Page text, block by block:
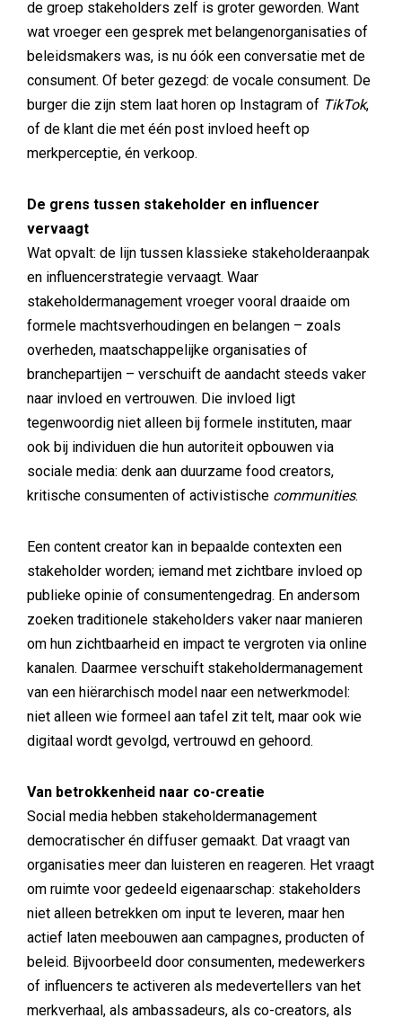
de groep stakeholders zelf is groter geworden. Want
wat vroeger een gesprek met belangenorganisaties of
beleidsmakers was, is nu óók een conversatie met de
consument. Of beter gezegd: de vocale consument. De
burger die zijn stem laat horen op Instagram of TikTok,
of de klant die met één post invloed heeft op
merkperceptie, én verkoop.
De grens tussen stakeholder en influencer
vervaagt
Wat opvalt: de lijn tussen klassieke stakeholderaanpak
en influencerstrategie vervaagt. Waar
stakeholdermanagement vroeger vooral draaide om
formele machtsverhoudingen en belangen – zoals
overheden, maatschappelijke organisaties of
branchepartijen – verschuift de aandacht steeds vaker
naar invloed en vertrouwen. Die invloed ligt
tegenwoordig niet alleen bij formele instituten, maar
ook bij individuen die hun autoriteit opbouwen via
sociale media: denk aan duurzame food creators,
kritische consumenten of activistische communities.
Een content creator kan in bepaalde contexten een
stakeholder worden; iemand met zichtbare invloed op
publieke opinie of consumentengedrag. En andersom
zoeken traditionele stakeholders vaker naar manieren
om hun zichtbaarheid en impact te vergroten via online
kanalen. Daarmee verschuift stakeholdermanagement
van een hiërarchisch model naar een netwerkmodel:
niet alleen wie formeel aan tafel zit telt, maar ook wie
digitaal wordt gevolgd, vertrouwd en gehoord.
Van betrokkenheid naar co-creatie
Social media hebben stakeholdermanagement
democratischer én diffuser gemaakt. Dat vraagt van
organisaties meer dan luisteren en reageren. Het vraagt
om ruimte voor gedeeld eigenaarschap: stakeholders
niet alleen betrekken om input te leveren, maar hen
actief laten meebouwen aan campagnes, producten of
beleid. Bijvoorbeeld door consumenten, medewerkers
of influencers te activeren als medevertellers van het
merkverhaal, als ambassadeurs, als co-creators, als